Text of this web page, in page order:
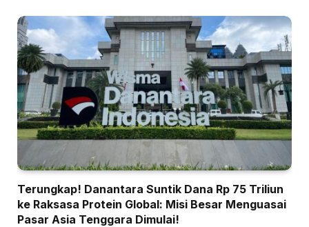
Terungkap! Danantara Suntik Dana Rp 75 Triliun
ke Raksasa Protein Global: Misi Besar Menguasai
Pasar Asia Tenggara Dimulai!